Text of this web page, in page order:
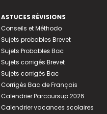
ASTUCES RÉVISIONS
Conseils et Méthodo
Sujets probables Brevet
Sujets Probables Bac
Sujets corrigés Brevet
Sujets corrigés Bac
Corrigés Bac de Français
Calendrier Parcoursup 2026
Calendrier vacances scolaires